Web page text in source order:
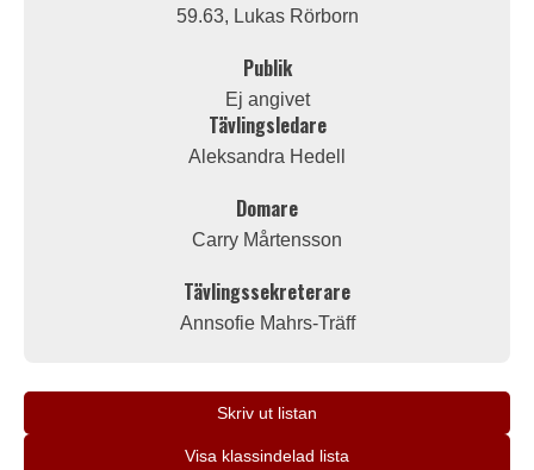
59.63, Lukas Rörborn
Publik
Ej angivet
Tävlingsledare
Aleksandra Hedell
Domare
Carry Mårtensson
Tävlingssekreterare
Annsofie Mahrs-Träff
Skriv ut listan
Visa klassindelad lista